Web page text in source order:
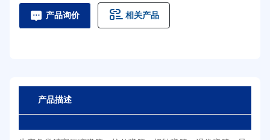
产品询价 相关产品
产品描述